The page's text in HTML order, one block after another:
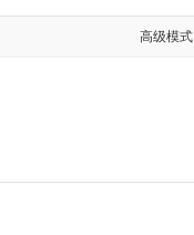
高级模式